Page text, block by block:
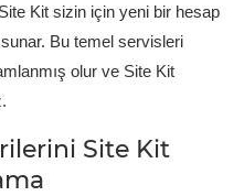
Kit sizin için yeni bir hesap
Bu temel servisleri
olur ve Site Kit
Site Kit